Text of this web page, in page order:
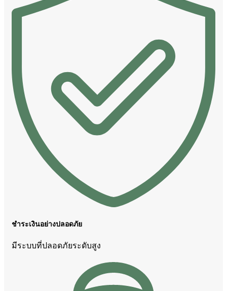
ชำระเงินอย่างปลอดภัย
มีระบบที่ปลอดภัยระดับสูง